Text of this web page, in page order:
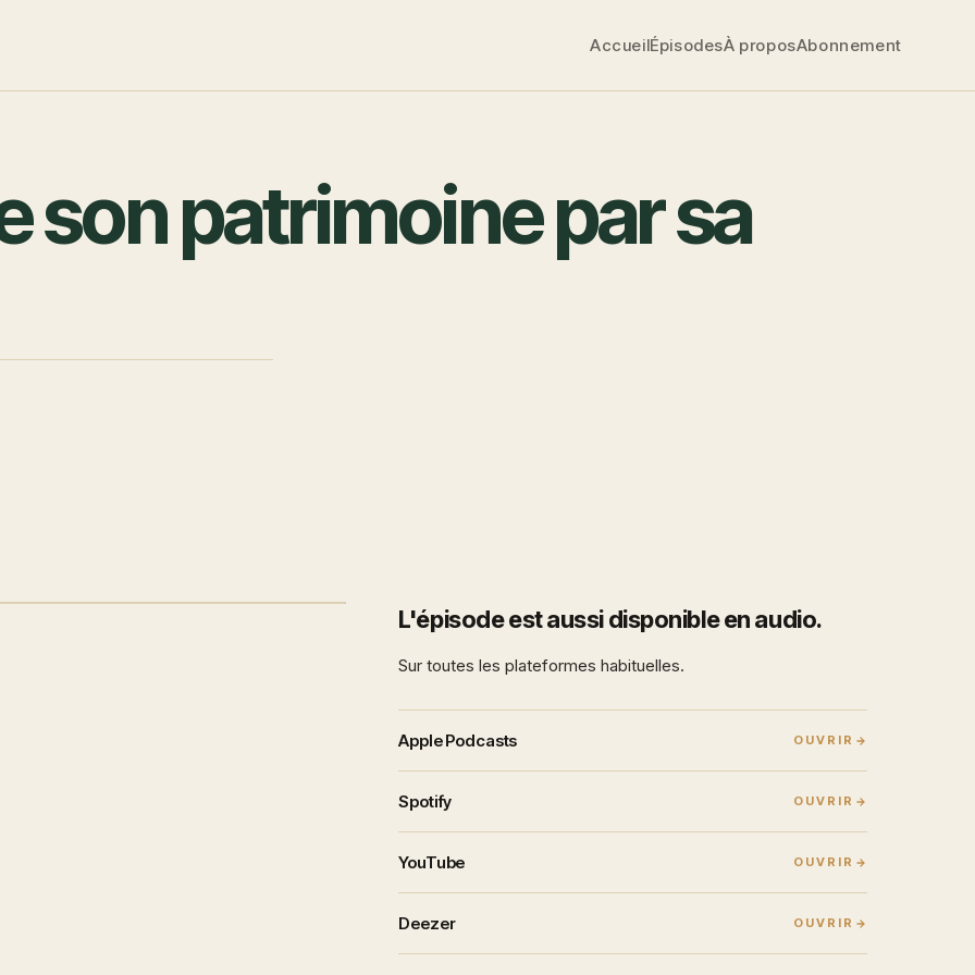
AccueilÉpisodesÀ proposAbonnement
son patrimoine par sa
L'épisode est aussi disponible en audio.
Sur toutes les plateformes habituelles.
Apple Podcasts OUVRIR
Spotify OUVRIR
YouTube OUVRIR
Deezer OUVRIR